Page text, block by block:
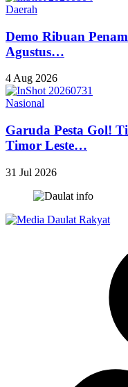
Daerah
Demo Ribuan
Agustus…
4 Aug 2026
Nasional
Garuda Pesta Gol!
Timor Leste…
31 Jul 2026